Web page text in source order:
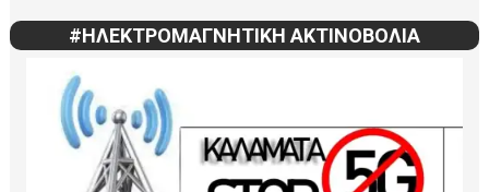
#ΗΛΕΚΤΡΟΜΑΓΝΗΤΙΚΗ ΑΚΤΙΝΟΒΟΛΙΑ